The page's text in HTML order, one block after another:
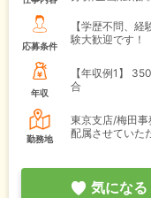
応募条件
【学歴不問、
験大歓迎です！
年収
【年収例1】
合
勤務地
東京支店/梅田
配属させていた
気になる